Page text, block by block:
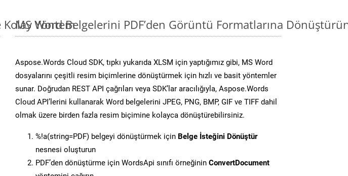
Kolay Yöntem
MS Word Belgelerini PDF’den Görüntü Formatlarına Dönüştürün
Aspose.Words Cloud SDK, tıpkı yukarıda XLSM için yaptığımız gibi, MS Word
dosyalarını çeşitli resim biçimlerine dönüştürmek için hızlı ve basit yöntemler
sunar. Doğrudan REST API çağrıları veya SDK’lar aracılığıyla, Aspose.Words
Cloud API’lerini kullanarak Word belgelerini JPEG, PNG, BMP, GIF ve TIFF dahil
olmak üzere birden fazla resim biçimine kolayca dönüştürebilirsiniz.
%!a(string=PDF) belgeyi dönüştürmek için Belge İsteğini Dönüştür
nesnesi oluşturun
PDF’den dönüştürme için WordsApi sınıfı örneğinin ConvertDocument